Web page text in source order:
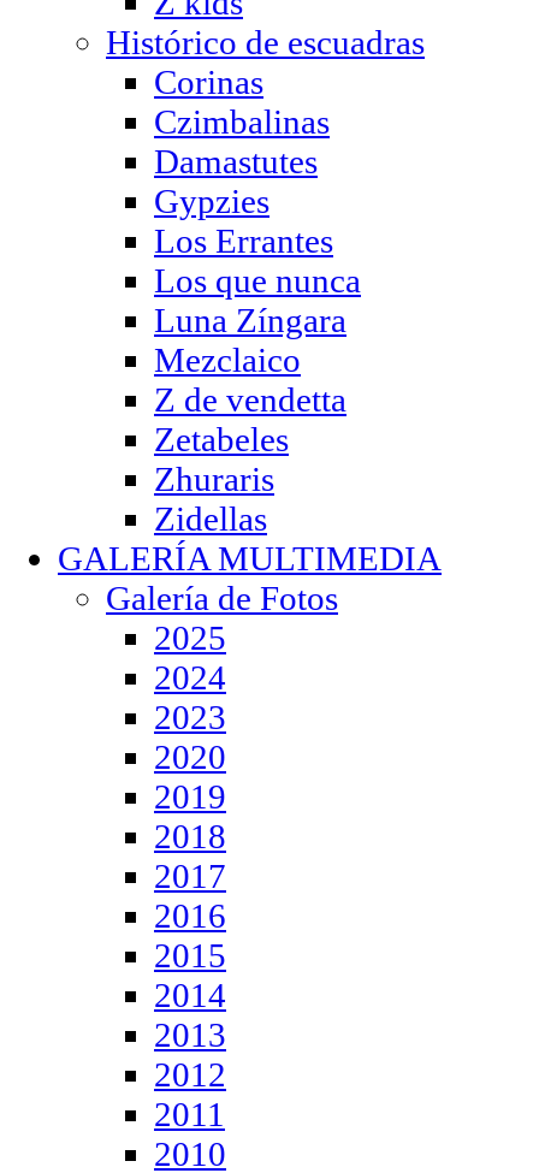
Histórico de escuadras
Corinas
Czimbalinas
Damastutes
Gypzies
Los Errantes
Los que nunca
Luna Zíngara
Mezclaico
Z de vendetta
Zetabeles
Zhuraris
Zidellas
GALERÍA MULTIMEDIA
Galería de Fotos
2025
2024
2023
2020
2019
2018
2017
2016
2015
2014
2013
2012
2011
2010